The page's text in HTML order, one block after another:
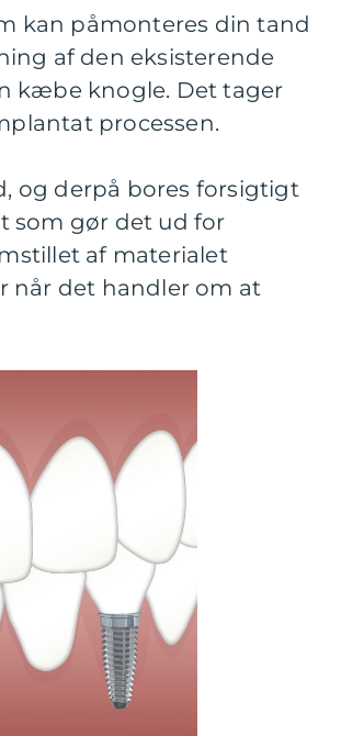
kan påmonteres din tand
af den eksisterende
kæbe knogle. Det tager
processen.
og derpå bores forsigtigt
som gør det ud for
af materialet
når det handler om at